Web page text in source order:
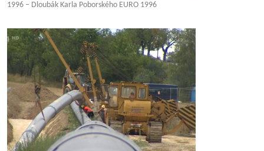
1996 – Dloubák Karla Poborského EURO 1996